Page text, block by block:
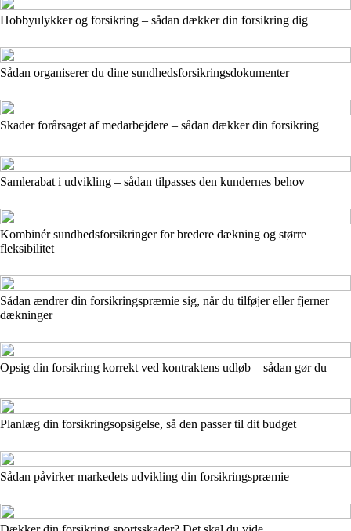
Hobbyulykker og forsikring – sådan dækker din forsikring dig
Sådan organiserer du dine sundhedsforsikringsdokumenter
Skader forårsaget af medarbejdere – sådan dækker din forsikring
Samlerabat i udvikling – sådan tilpasses den kundernes behov
Kombinér sundhedsforsikringer for bredere dækning og større
fleksibilitet
Sådan ændrer din forsikringspræmie sig, når du tilføjer eller fjerner
dækninger
Opsig din forsikring korrekt ved kontraktens udløb – sådan gør du
Planlæg din forsikringsopsigelse, så den passer til dit budget
Sådan påvirker markedets udvikling din forsikringspræmie